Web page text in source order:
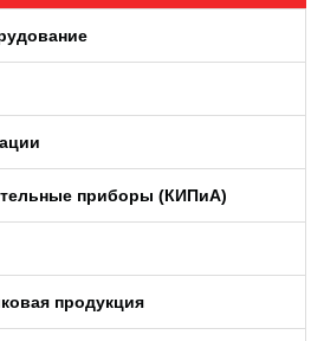
приборы (КИПиA)
продукция